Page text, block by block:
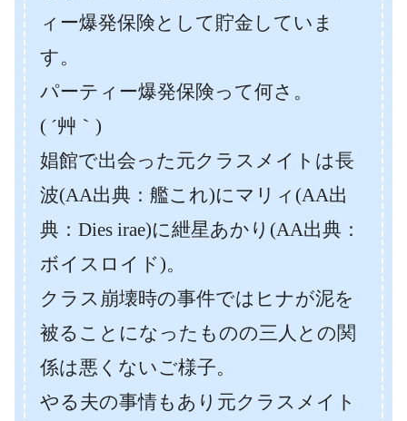
ィー爆発保険として貯金していま
す。
パーティー爆発保険って何さ。
( ´艸｀)
娼館で出会った元クラスメイトは長
波(AA出典：艦これ)にマリィ(AA出
典：Dies irae)に紲星あかり(AA出典：
ボイスロイド)。
クラス崩壊時の事件ではヒナが泥を
被ることになったものの三人との関
係は悪くないご様子。
やる夫の事情もあり元クラスメイト